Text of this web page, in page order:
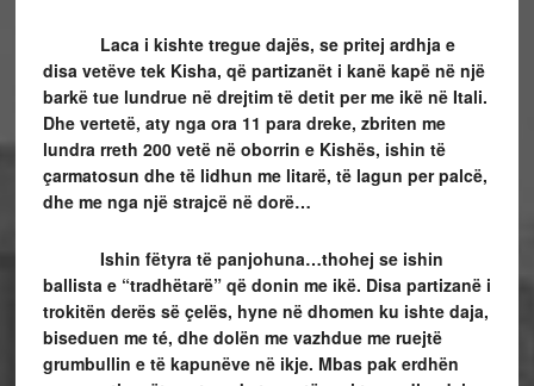
Laca i kishte tregue dajës, se pritej ardhja e
disa vetëve tek Kisha, që partizanët i kanë kapë në një
barkë tue lundrue në drejtim të detit per me ikë në Itali.
Dhe vertetë, aty nga ora 11 para dreke, zbriten me
lundra rreth 200 vetë në oborrin e Kishës, ishin të
çarmatosun dhe të lidhun me litarë, të lagun per palcë,
dhe me nga një strajcë në dorë…
Ishin fëtyra të panjohuna…thohej se ishin
ballista e “tradhëtarë” që donin me ikë. Disa partizanë i
trokitën derës së çelës, hyne në dhomen ku ishte daja,
biseduen me té, dhe dolën me vazhdue me ruejtë
grumbullin e të kapunëve në ikje. Mbas pak erdhën